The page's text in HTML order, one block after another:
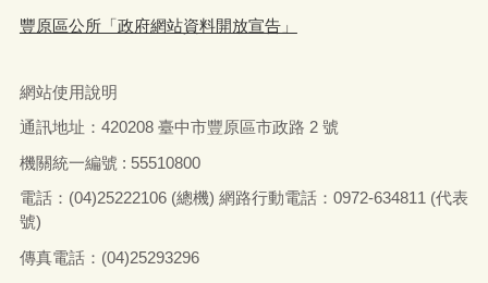
世瑋局長，於生日當天致贈翁社里吳安修里長生日禮
世瑋局長，於生日當天致贈翁社里吳安修里長生日禮
功。